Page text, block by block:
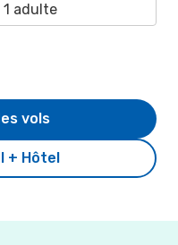
1 adulte
+ Hôtel
vols